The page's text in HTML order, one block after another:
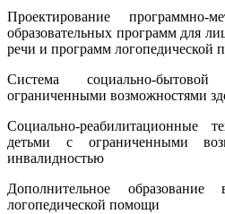
Проектирование программно-
образовательных программ для
речи и программ логопедической
Система социально-
ограниченными возможностями
Социально-реабилитационные
детьми с ограниченными
инвалидностью
Дополнительное
логопедической помощи